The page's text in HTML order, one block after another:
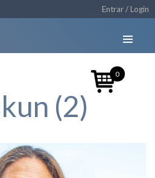
Entrar / Login
(2)
0